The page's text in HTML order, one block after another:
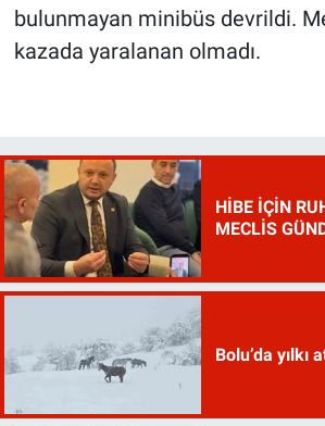
bulunmayan minibüs devrildi.
kazada yaralanan olmadı.
HİBE İÇİN
MECLİS
Bolu’da yılkı